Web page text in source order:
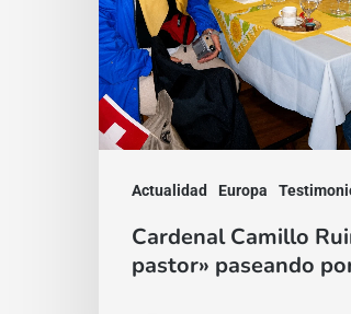
Actualidad Europa
«fiel
pastor»
paseando
por
los
Alpes
Cardenal Camillo
pastor» paseando